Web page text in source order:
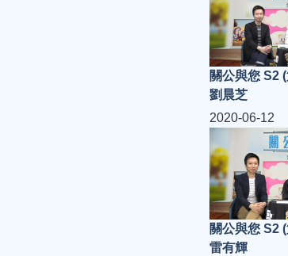
關公與您 S2
劉晨芝
2020-06-12
關公與您 S2
雷有輝